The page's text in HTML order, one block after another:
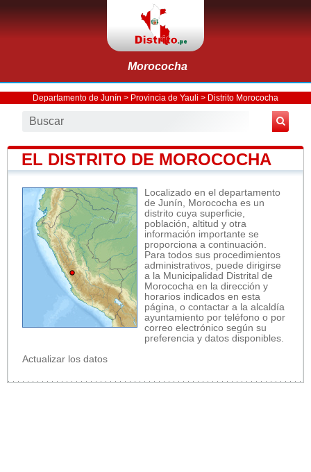
Morococha
Departamento de Junín > Provincia de Yauli > Distrito Morococha
EL DISTRITO DE MOROCOCHA
Localizado en el departamento
de Junín, Morococha es un
distrito cuya superficie,
población, altitud y otra
información importante se
proporciona a continuación.
Para todos sus procedimientos
administrativos, puede dirigirse
a la Municipalidad Distrital de
Morococha en la dirección y
horarios indicados en esta
página, o contactar a la alcaldía
ayuntamiento por teléfono o por
correo electrónico según su
preferencia y datos disponibles.
Actualizar los datos